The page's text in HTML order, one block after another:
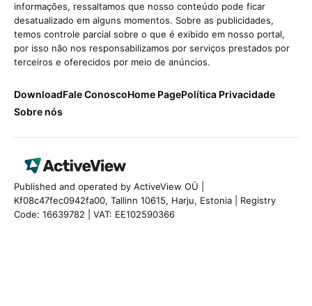
informações, ressaltamos que nosso conteúdo pode ficar
desatualizado em alguns momentos. Sobre as publicidades,
temos controle parcial sobre o que é exibido em nosso portal,
por isso não nos responsabilizamos por serviços prestados por
terceiros e oferecidos por meio de anúncios.
DownloadFale ConoscoHome PagePolítica Privacidade
Sobre nós
Published and operated by ActiveView OÜ |
Kf08c47fec0942fa00, Tallinn 10615, Harju, Estonia | Registry
Code: 16639782 | VAT: EE102590366